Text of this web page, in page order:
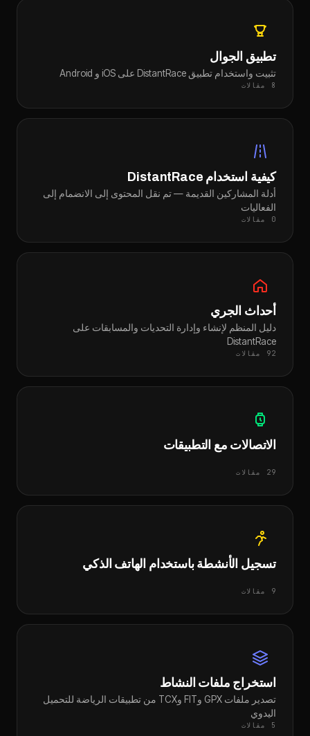
تطبيق الجوال
تثبيت واستخدام تطبيق DistantRace على iOS و Android
8 مقالات
كيفية استخدام DistantRace
أدلة المشاركين القديمة — تم نقل المحتوى إلى الانضمام إلى
الفعاليات
0 مقالات
أحداث الجري
دليل المنظم لإنشاء وإدارة التحديات والمسابقات على
DistantRace
92 مقالات
الاتصالات مع التطبيقات
29 مقالات
تسجيل الأنشطة باستخدام الهاتف الذكي
9 مقالات
استخراج ملفات النشاط
تصدير ملفات GPX وFIT وTCX من تطبيقات الرياضة للتحميل
اليدوي
5 مقالات